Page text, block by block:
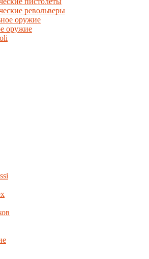
револьверы
оружие
оружие